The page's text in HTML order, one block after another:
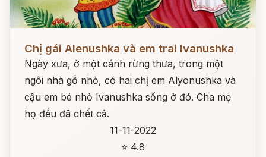
Chị gái Alenushka và em trai Ivanushka
Ngày xưa, ở một cánh rừng thưa, trong một
ngôi nhà gỗ nhỏ, có hai chị em Alyonushka và
cậu em bé nhỏ Ivanushka sống ở đó. Cha mẹ
họ đều đã chết cả.
11-11-2022
⭐ 4.8